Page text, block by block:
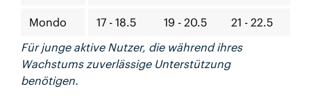
Mondo 17 - 18.5 19 - 20.5
21 - 22.5
Für junge aktive Nutzer, die während ihres
Wachstums zuverlässige Unterstützung
benötigen.